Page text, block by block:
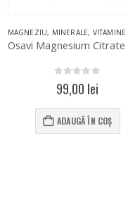
MAGNEZIU, MINERALE, VITAMINE ȘI
0out of 5
99,00 lei
ADAUGĂ ÎN COȘ